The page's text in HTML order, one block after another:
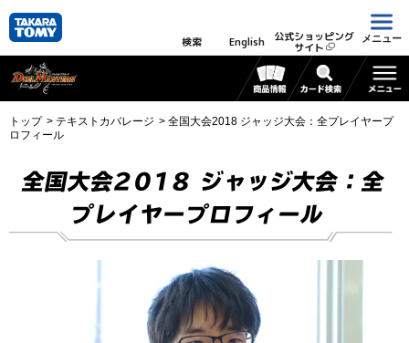
検索 English 公式ショッピング
サイト
メニュー
トップ テキストカバレージ
全国大会2018 ジャッジ大会：全プレイヤープ
ロフィール
全国大会2018 ジャッジ大会：全
プレイヤープロフィール